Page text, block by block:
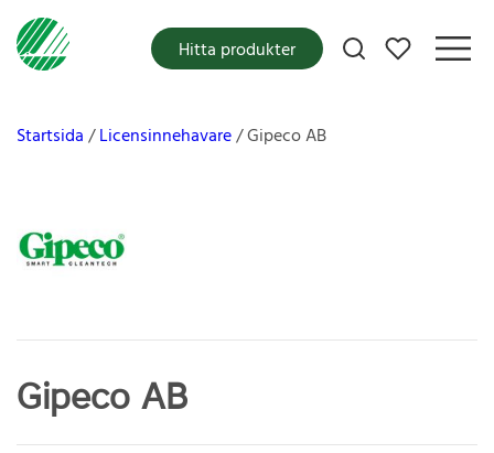
Mina favoriter
Hitta produkter
Startsida Licensinnehavare Gipeco AB
Gipeco AB